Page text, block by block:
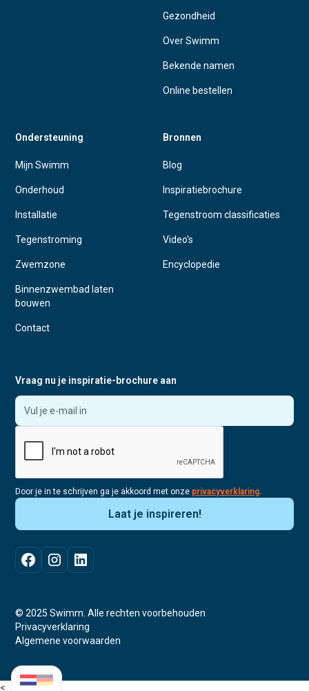
Gezondheid
Over Swimm
Bekende namen
Online bestellen
Ondersteuning
Mijn Swimm
Onderhoud
Installatie
Tegenstroming
Zwemzone
Binnenzwembad laten
bouwen
Contact
Bronnen
Blog
Inspiratiebrochure
Tegenstroom classificaties
Video's
Encyclopedie
Vraag nu je inspiratie-brochure aan
Door je in te schrijven ga je akkoord met onze privacyverklaring.
© 2025 Swimm. Alle rechten voorbehouden
Privacyverklaring
Algemene voorwaarden
<